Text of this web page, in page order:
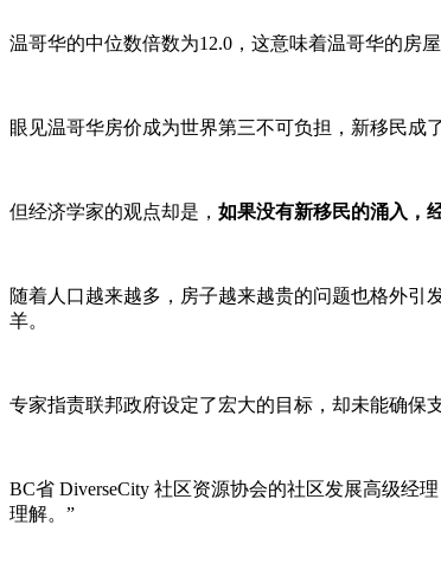
温哥华的中位数倍数为12.0，这意味着温哥华的房
眼见温哥华房价成为世界第三不可负担，新移民成
但经济学家的观点却是， 如果没有新移民的涌入，
随着人口越来越多，房子越来越贵的问题也格外
羊。
专家指责联邦政府设定了宏大的目标，却未能确保
BC省 DiverseCity 社区资源协会的社区发展高级经
理解。”